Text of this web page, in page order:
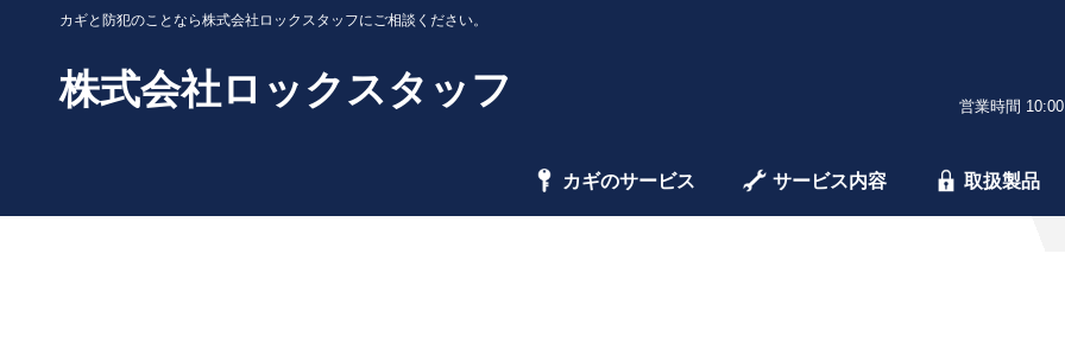
カギと防犯のことなら株式会社ロックスタッフにご相談ください。
株式会社ロックスタッフ 営業時間
カギのサービス サービス内容 取扱製品